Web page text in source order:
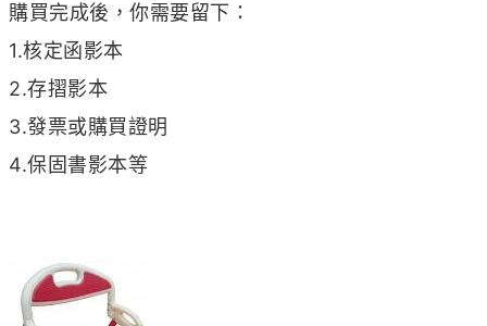
購買完成後，你需要留下：
1.核定函影本
2.存摺影本
3.發票或購買證明
4.保固書影本等